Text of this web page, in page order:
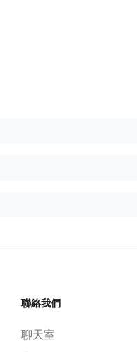
聯絡我們
聊天室